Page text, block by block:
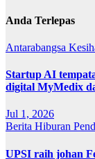
Anda Terlepas
Antarabangsa
Startup AI
digital MyMedix
Jul 1, 2026
Berita Hiburan
UPSI raih johan